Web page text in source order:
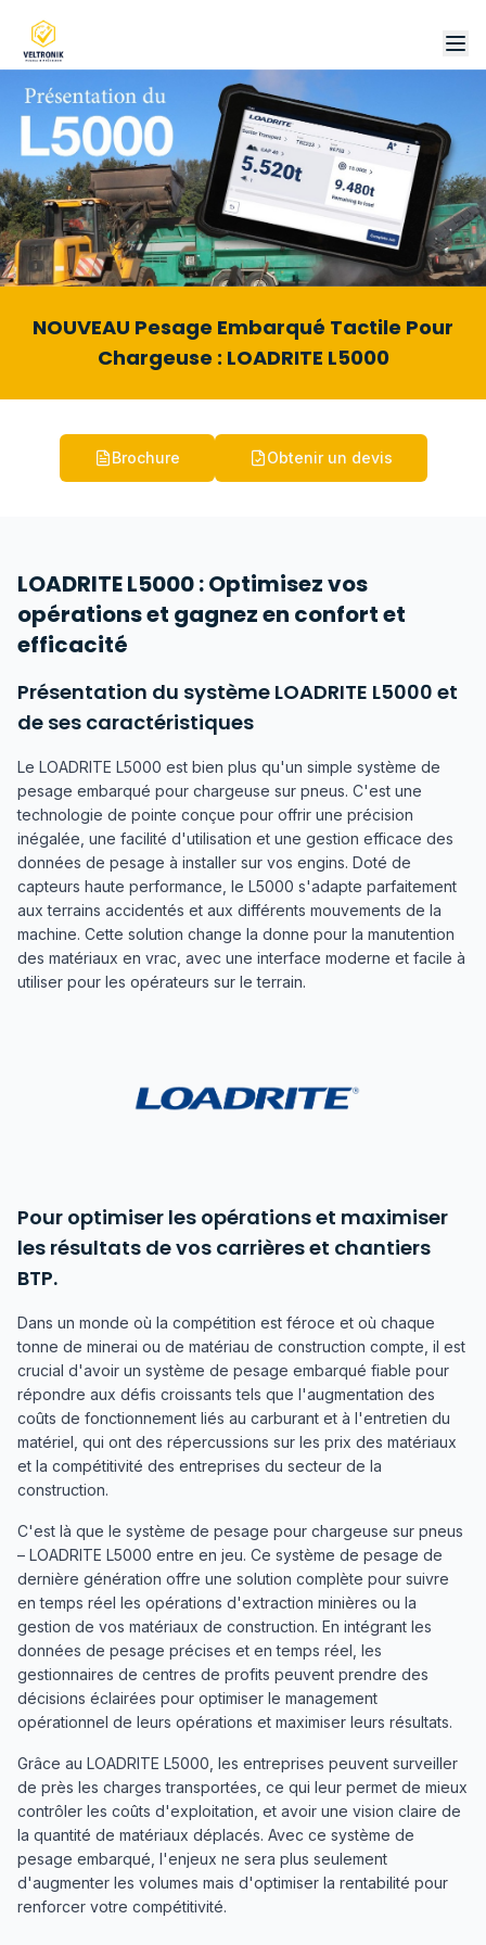
NOUVEAU Pesage Embarqué Tactile Pour
Chargeuse : LOADRITE L5000
Brochure Obtenir un devis
LOADRITE L5000 : Optimisez vos
opérations et gagnez en confort et
efficacité
Présentation du système LOADRITE L5000 et
de ses caractéristiques
Le LOADRITE L5000 est bien plus qu'un simple système de
pesage embarqué pour chargeuse sur pneus. C'est une
technologie de pointe conçue pour offrir une précision
inégalée, une facilité d'utilisation et une gestion efficace des
données de pesage à installer sur vos engins. Doté de
capteurs haute performance, le L5000 s'adapte parfaitement
aux terrains accidentés et aux différents mouvements de la
machine. Cette solution change la donne pour la manutention
des matériaux en vrac, avec une interface moderne et facile à
utiliser pour les opérateurs sur le terrain.
Pour optimiser les opérations et maximiser
les résultats de vos carrières et chantiers
BTP.
Dans un monde où la compétition est féroce et où chaque
tonne de minerai ou de matériau de construction compte, il est
crucial d'avoir un système de pesage embarqué fiable pour
répondre aux défis croissants tels que l'augmentation des
coûts de fonctionnement liés au carburant et à l'entretien du
matériel, qui ont des répercussions sur les prix des matériaux
et la compétitivité des entreprises du secteur de la
construction.
C'est là que le système de pesage pour chargeuse sur pneus
– LOADRITE L5000 entre en jeu. Ce système de pesage de
dernière génération offre une solution complète pour suivre
en temps réel les opérations d'extraction minières ou la
gestion de vos matériaux de construction. En intégrant les
données de pesage précises et en temps réel, les
gestionnaires de centres de profits peuvent prendre des
décisions éclairées pour optimiser le management
opérationnel de leurs opérations et maximiser leurs résultats.
Grâce au LOADRITE L5000, les entreprises peuvent surveiller
de près les charges transportées, ce qui leur permet de mieux
contrôler les coûts d'exploitation, et avoir une vision claire de
la quantité de matériaux déplacés. Avec ce système de
pesage embarqué, l'enjeux ne sera plus seulement
d'augmenter les volumes mais d'optimiser la rentabilité pour
renforcer votre compétitivité.